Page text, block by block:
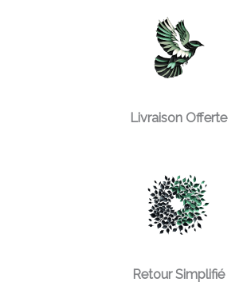
Livraison Offerte
Retour Simplifié